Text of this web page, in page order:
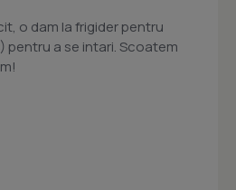
o dam la frigider pentru
pentru a se intari. Scoatem